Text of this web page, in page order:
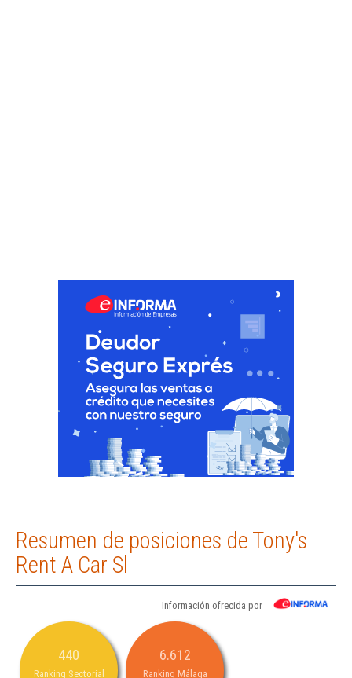
Resumen de posiciones de Tony's
Rent A Car Sl
Información ofrecida por
440
Ranking Sectorial
6.612
Ranking Málaga